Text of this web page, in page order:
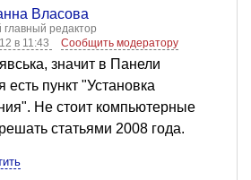
Власова
редактор
в 11:43
Сообщить модератору
значит в Панели
есть пункт "Установка
Не стоит компьютерные
статьями 2008 года.